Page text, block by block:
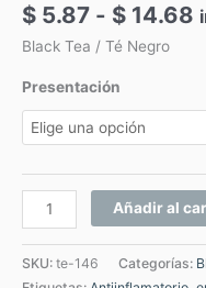
$ 5.87 - $ 14.68
Black Tea / Té Negro
Presentación
Añadir al
SKU: te-146 Categorías: